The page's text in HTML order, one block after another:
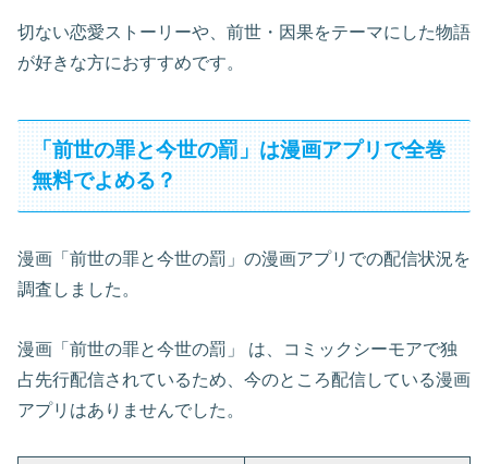
切ない恋愛ストーリーや、前世・因果をテーマにした物語
が好きな方におすすめです。
「前世の罪と今世の罰」は漫画アプリで全巻
無料でよめる？
漫画「前世の罪と今世の罰」の漫画アプリでの配信状況を
調査しました。
漫画「前世の罪と今世の罰」 は、コミックシーモアで独
占先行配信されているため、今のところ配信している漫画
アプリはありませんでした。